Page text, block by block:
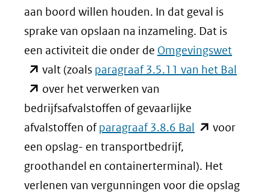
aan boord willen houden. In dat geval is
sprake van opslaan na inzameling. Dat is
een activiteit die onder de Omgevingswet
in
andere
valt (zoals paragraaf 3.5.11 van het Bal
een
over het verwerken van
bedrijfsafvalstoffen of gevaarlijke
afvalstoffen ofparagraaf 3.8.6 Bal (opent
nieuw
venster)
voor
een opslag- en transportbedrijf,
groothandel en containerterminal). Het
verlenen van vergunningen voor die opslag